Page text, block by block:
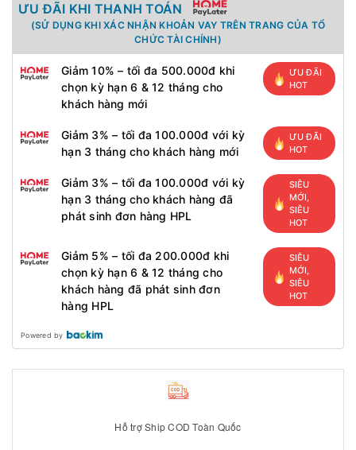
ƯU ĐÃI KHI THANH TOÁN
(SỬ DỤNG KHI XÁC NHẬN KHOẢN VAY TRÊN TRANG CỦA TỔ
CHỨC TÀI CHÍNH)
Giảm 10% – tối đa 500.000đ khi
chọn kỳ hạn 6 & 12 tháng cho
khách hàng mới
ƯU ĐÃI
HOT
Giảm 3% – tối đa 100.000đ với kỳ
hạn 3 tháng cho khách hàng mới
ƯU ĐÃI
HOT
Giảm 3% – tối đa 100.000đ với kỳ
hạn 3 tháng cho khách hàng đã
phát sinh đơn hàng HPL
SIÊU
MỚI,
SIÊU
HOT
Giảm 5% – tối đa 200.000đ khi
chọn kỳ hạn 6 & 12 tháng cho
khách hàng đã phát sinh đơn
hàng HPL
SIÊU
MỚI,
SIÊU
HOT
Powered by
Hỗ trợ Ship COD Toàn Quốc